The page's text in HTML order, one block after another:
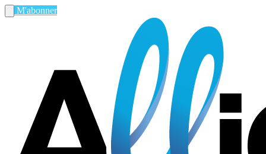
M'abonner